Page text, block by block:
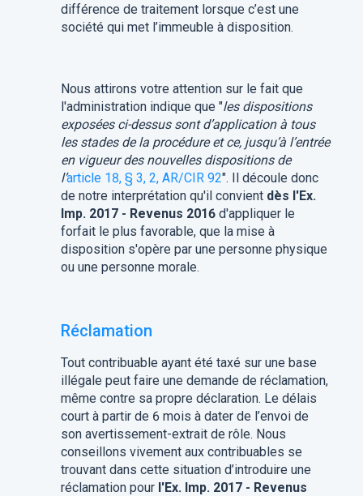
différence de traitement lorsque c’est une
société qui met l’immeuble à disposition.
Nous attirons votre attention sur le fait que
l'administration indique que "les dispositions
exposées ci-dessus sont d’application à tous
les stades de la procédure et ce, jusqu’à l’entrée
en vigueur des nouvelles dispositions de
l’article 18, § 3, 2, AR/CIR 92". Il découle donc
de notre interprétation qu'il convient dès l'Ex.
Imp. 2017 - Revenus 2016d'appliquer le
forfait le plus favorable, que la mise à
disposition s'opère par une personne physique
ou une personne morale.
Réclamation
Tout contribuable ayant été taxé sur une base
illégale peut faire une demande de réclamation,
même contre sa propre déclaration. Le délais
court à partir de 6 mois à dater de l’envoi de
son avertissement-extrait de rôle. Nous
conseillons vivement aux contribuables se
trouvant dans cette situation d’introduire une
réclamation pour l'Ex. Imp. 2017 - Revenus